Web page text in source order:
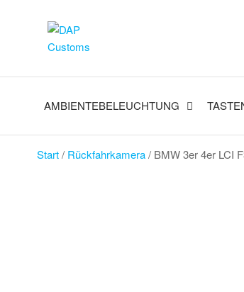
vieles mehr
AMBIENTEBELEUCHTUNG
Start/ Rückfahrkamera/ BMW 3er 4er LCI